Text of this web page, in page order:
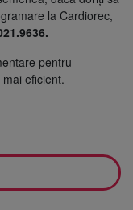
la Cardiorec,
pentru
eficient.